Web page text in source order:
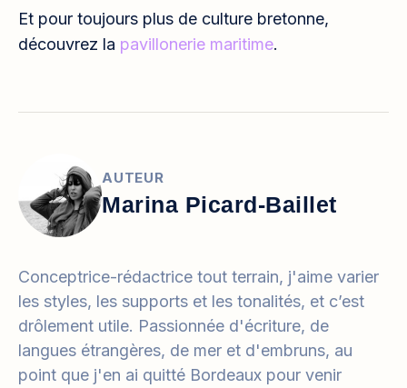
Et pour toujours plus de culture bretonne,
découvrez la pavillonerie maritime.
AUTEUR
Marina Picard-Baillet
Conceptrice-rédactrice tout terrain, j'aime varier
les styles, les supports et les tonalités, et c’est
drôlement utile. Passionnée d'écriture, de
langues étrangères, de mer et d'embruns, au
point que j'en ai quitté Bordeaux pour venir